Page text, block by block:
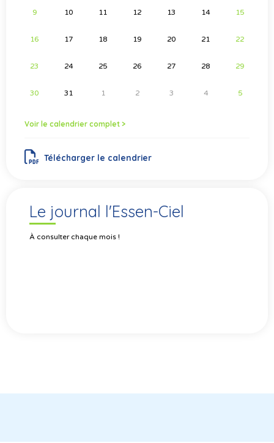
9 10 11 12 13 14 15
16 17 18 19 20 21 22
23 24 25 26 27 28 29
30 31 1 2 3 4 5
Voir le calendrier complet >
Télécharger le calendrier
Le journal l'Essen-Ciel
À consulter chaque mois !